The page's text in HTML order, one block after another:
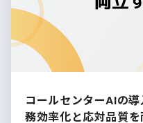
コールセンターAIの
務効率化と応対品質